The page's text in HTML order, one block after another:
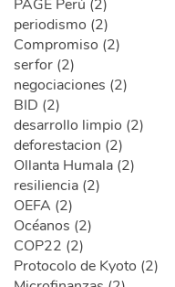
PAGE Perú (2)
periodismo (2)
Compromiso (2)
serfor (2)
negociaciones (2)
BID (2)
desarrollo limpio (2)
deforestacion (2)
Ollanta Humala (2)
resiliencia (2)
OEFA (2)
Océanos (2)
COP22 (2)
Protocolo de Kyoto (2)